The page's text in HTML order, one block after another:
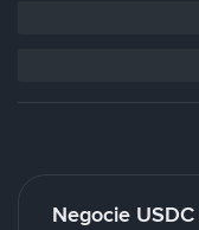
Negocie